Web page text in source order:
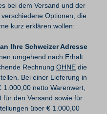
bei dem Versand und der
Optionen, die
kurz erklären wollen:
Ihre Schweizer Adresse
umgehend nach Erhalt
Rechnung OHNE die
Bei einer Lieferung in
1.000,00 netto Warenwert,
für den Versand sowie für
über € 1.000,00